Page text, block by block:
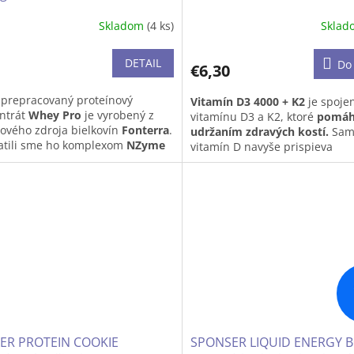
Skladom (4 ks)
DETAIL
proteínový
Whey Pro je vyrobený z
zdroja bielkovín Fonterra.
sme ho komplexom NZyme
na podporu trávenia
€6,30
Vitamín D3 4000 + K2 je
vitamínu D3 a K2, ktoré
udržaním zdravých kostí.
vitamín D navyše prispieva
kfungovaniu svalov a
PROTEIN COOKIE
SPONSER LIQUID ENERGY